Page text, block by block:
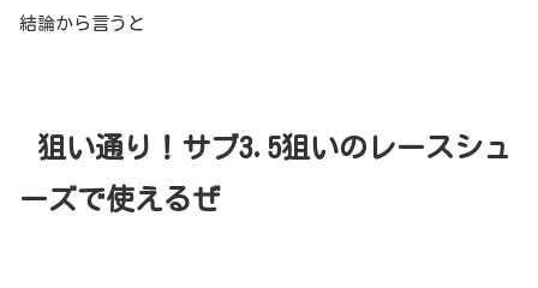
結論から言うと
狙い通り！サブ3.5狙いのレースシュ
ーズで使えるぜ